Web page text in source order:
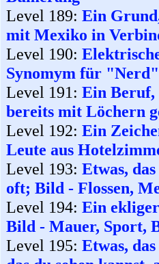
Level 189: Ein
mit Mexiko in
Level 190:
Synomym für
Level 191: Ein Beruf,
bereits mit Löchern
Level 192: Ein
Leute aus
Level 193: Etwas,
oft; Bild - Flossen,
Level 194: Ein
Bild - Mauer, Sport,
Level 195: Etwas,